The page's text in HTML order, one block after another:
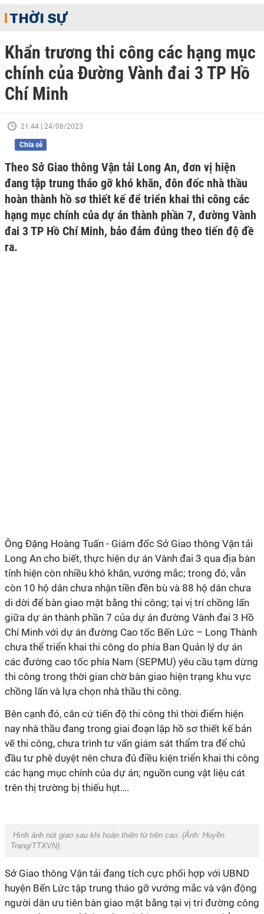
THỜI SỰ
Khẩn trương thi công các hạng mục
chính của Đường Vành đai 3 TP Hồ
Chí Minh
21:44 | 24/08/2023
Chia sẻ
Theo Sở Giao thông Vận tải Long An, đơn vị hiện
đang tập trung tháo gỡ khó khăn, đôn đốc nhà thầu
hoàn thành hồ sơ thiết kế để triển khai thi công các
hạng mục chính của dự án thành phần 7, đường Vành
đai 3 TP Hồ Chí Minh, bảo đảm đúng theo tiến độ đề
ra.
Ông Đặng Hoàng Tuấn - Giám đốc Sở Giao thông Vận tải
Long An cho biết, thực hiện dự án Vành đai 3 qua địa bàn
tỉnh hiện còn nhiều khó khăn, vướng mắc; trong đó, vẫn
còn 10 hộ dân chưa nhận tiền đền bù và 88 hộ dân chưa
di dời để bàn giao mặt bằng thi công; tại vị trí chồng lấn
giữa dự án thành phần 7 của dự án đường Vành đai 3 Hồ
Chí Minh với dự án đường Cao tốc Bến Lức – Long Thành
chưa thể triển khai thi công do phía Ban Quản lý dự án
các đường cao tốc phía Nam (SEPMU) yêu cầu tạm dừng
thi công trong thời gian chờ bàn giao hiện trạng khu vực
chồng lấn và lựa chọn nhà thầu thi công.
Bên cạnh đó, căn cứ tiến độ thi công thì thời điểm hiện
nay nhà thầu đang trong giai đoạn lập hồ sơ thiết kế bản
vẽ thi công, chưa trình tư vấn giám sát thẩm tra để chủ
đầu tư phê duyệt nên chưa đủ điều kiện triển khai thi công
các hạng mục chính của dự án; nguồn cung vật liệu cát
trên thị trường bị thiếu hụt….
Hình ảnh nút giao sau khi hoàn thiện từ trên cao. (Ảnh: Huyền
Trang/TTXVN).
Sở Giao thông Vận tải đang tích cực phối hợp với UBND
huyện Bến Lức tập trung tháo gỡ vướng mắc và vận động
người dân ưu tiên bàn giao mặt bằng tại vị trí đường công